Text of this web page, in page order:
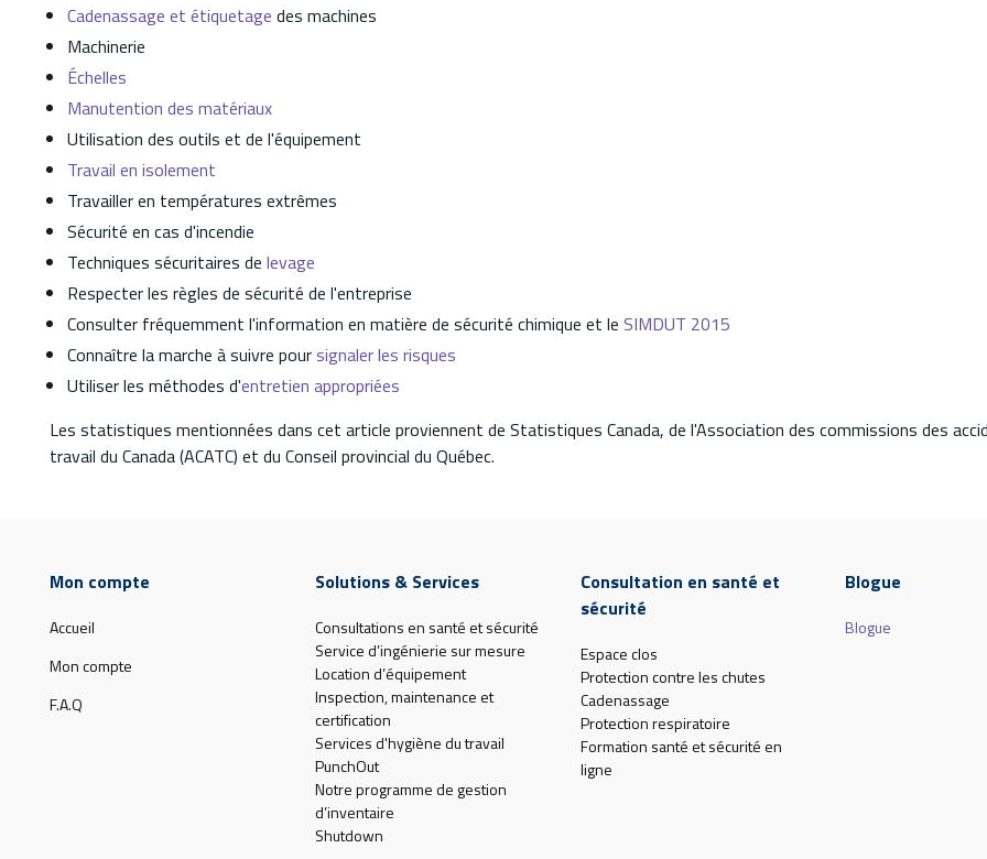
Cadenassage et étiquetage des machines
Machinerie
Échelles
Manutention des matériaux
Utilisation des outils et de l'équipement
Travail en isolement
Travailler en températures extrêmes
Sécurité en cas d'incendie
Techniques sécuritaires de levage
Respecter les règles de sécurité de l'entreprise
Consulter fréquemment l'information en matière de sécurité chimique et le SIMDUT 2015
Connaître la marche à suivre poursignaler les risques
Utiliser les méthodes d'entretien appropriées
Les statistiques mentionnées dans cet article proviennent de Statistiques Canada, de l'Association des commissions des
travail du Canada (ACATC) et du Conseil provincial du Québec.
Mon compte
Accueil
Mon compte
F.A.Q
Solutions & Services
Consultations en santé et sécurité
Service d’ingénierie sur mesure
Location d’équipement
Inspection, maintenance et
certification
Services d'hygiène du travail
PunchOut
Notre programme de gestion
d’inventaire
Shutdown
Consultation en santé et
sécurité
Espace clos
Protection contre les chutes
Cadenassage
Protection respiratoire
Formation santé et sécurité en
ligne
Blogue
Blogue